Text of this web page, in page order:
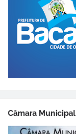
Câmara Municipal